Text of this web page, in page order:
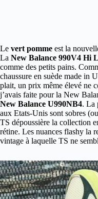
Le vert pomme est la
La New Balance 990V4 Hi
comme des petits pains.
chaussure en suède made in
plait, un prix même élevé ne
j’avais faite pour la New
New Balance U990NB4. La
aux Etats-Unis sont sobres
TS dépoussière la collection
rétine. Les nuances flashy la
vintage à laquelle TS ne